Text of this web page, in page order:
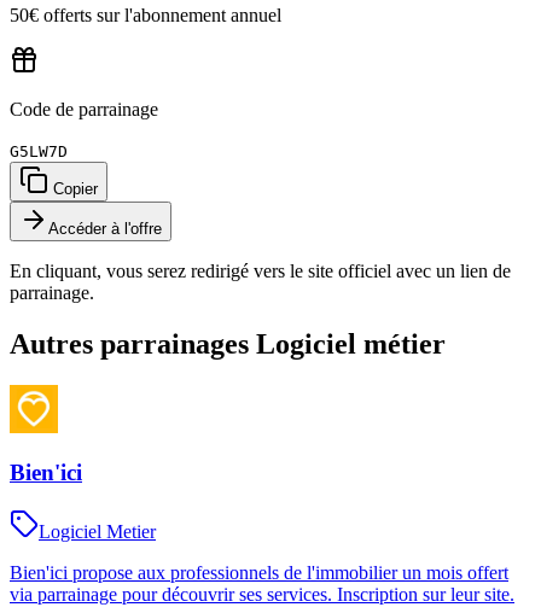
50€ offerts sur l'abonnement annuel
Code de parrainage
G5LW7D
Copier
Accéder à l'offre
En cliquant, vous serez redirigé vers le site officiel avec un lien de
parrainage.
Autres parrainages Logiciel métier
Bien'ici
Logiciel Metier
Bien'ici propose aux professionnels de l'immobilier un mois offert
via parrainage pour découvrir ses services. Inscription sur leur site.